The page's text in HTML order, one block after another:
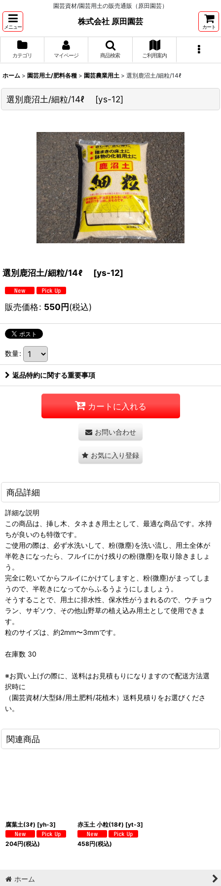
園芸資材/園芸用土の販売通販（原田園芸）
メニュー
株式会社 原田園芸
カート
カテゴリ マイページ 商品検索 ご利用案内
ホーム > 園芸用土/肥料各種 > 園芸農業用土 > 選別鹿沼土/細粒/14ℓ
選別鹿沼土/細粒/14ℓ [ys-12]
選別鹿沼土/細粒/14ℓ [ys-12]
販売価格: 550円(税込)
数量:
返品特約に関する重要事項
カートに入れる
お問い合わせ
お気に入り登録
商品詳細
詳細な説明
この商品は、挿し木、タネまき用土として、最適な商品です。水持
ちが良いのも特徴です。
ご使用の際は、必ず水洗いして、粉(微塵)を洗い流し、用土全体が
半乾きになったら、フルイにかけ残りの粉(微塵)を取り除きましょ
う。
完全に乾いてからフルイにかけてしますと、粉(微塵)がまってしま
うので、半乾きになってからふるうようにしましょう。
そうすることで、用土に排水性、保水性がうまれるので、ウチョウ
ラン、サギソウ、その他山野草の植え込み用土として使用できま
す。
粒のサイズは、約2mm〜3mmです。
在庫数 30
※お買い上げの際に、送料はお見積もりになりますので配送方法選
択時に
（園芸資材/大型鉢/用土肥料/花植木）送料見積りをお選びくださ
い。
関連商品
腐葉土(3ℓ) [yh-3]
204円(税込)
赤玉土 小粒(18ℓ) [yt-3]
458円(税込)
ホーム